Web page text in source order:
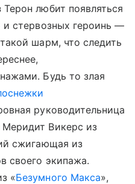
любит появляться
и стервозных героинь —
шарм, что следить
Будь то злая
руководительница
Викерс из
сжигающая из
своего экипажа.
«Безумного Макса»,